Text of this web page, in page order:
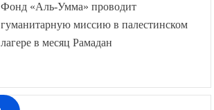
Фонд «Аль-Умма» проводит
гуманитарную миссию в палестинском